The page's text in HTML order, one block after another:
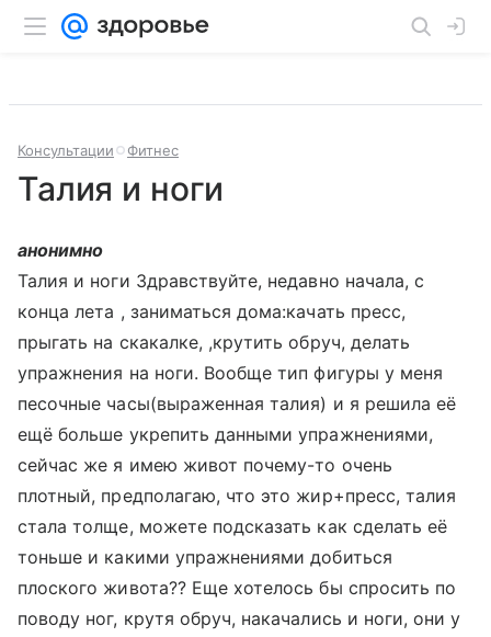
Консультации Фитнес
Талия и ноги
анонимно
Талия и ноги Здравствуйте, недавно начала, с
конца лета , заниматься дома:качать пресс,
прыгать на скакалке, ,крутить обруч, делать
упражнения на ноги. Вообще тип фигуры у меня
песочные часы(выраженная талия) и я решила её
ещё больше укрепить данными упражнениями,
сейчас же я имею живот почему-то очень
плотный, предполагаю, что это жир+пресс, талия
стала толще, можете подсказать как сделать её
тоньше и какими упражнениями добиться
плоского живота?? Еще хотелось бы спросить по
поводу ног, крутя обруч, накачались и ноги, они у